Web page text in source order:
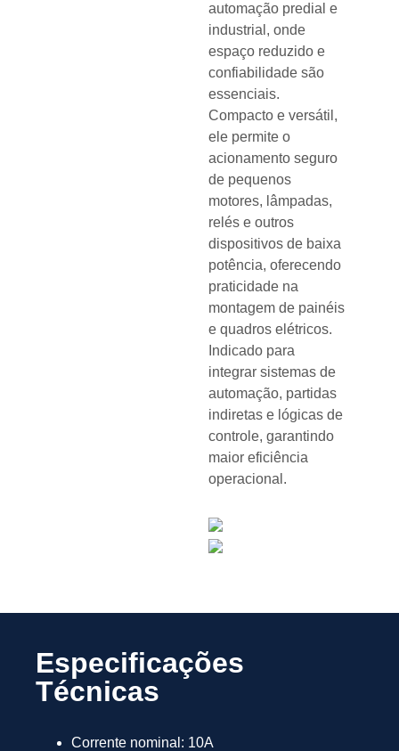
automação predial e
industrial, onde
espaço reduzido e
confiabilidade são
essenciais.
Compacto e versátil,
ele permite o
acionamento seguro
de pequenos
motores, lâmpadas,
relés e outros
dispositivos de baixa
potência, oferecendo
praticidade na
montagem de painéis
e quadros elétricos.
Indicado para
integrar sistemas de
automação, partidas
indiretas e lógicas de
controle, garantindo
maior eficiência
operacional.
Especificações
Técnicas
Corrente nominal: 10A